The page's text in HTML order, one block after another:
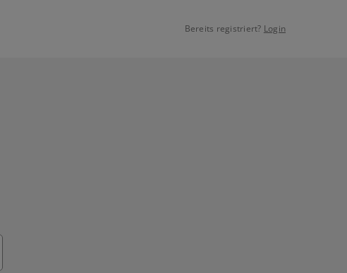
Bereits registriert? Login